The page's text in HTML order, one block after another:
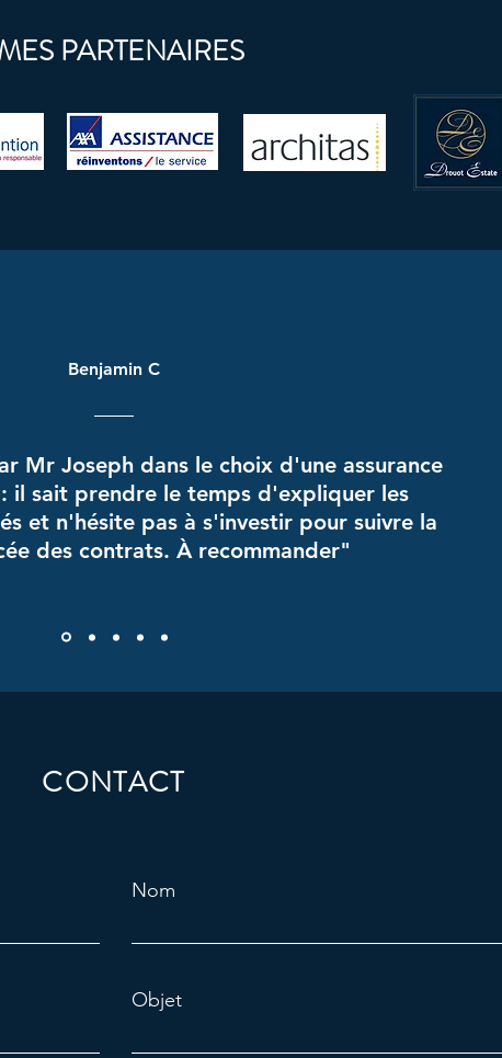
PARTENAIRES
Benjamin C
Mr Joseph dans le choix d'une assurance
il sait prendre le temps d'expliquer les
et n'hésite pas à s'investir pour suivre la
des contrats. À recommander"
CONTACT
Nom
Objet